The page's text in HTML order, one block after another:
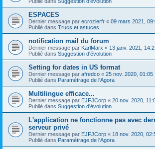
ESPACES
Dernier message par ecrozierfr « 09 mars 2021,
Publié dans Trucs et astuces
notification mail du forum
Dernier message par KarlMarx « 13 janv. 2021,
Publié dans Suggestion d'évolution
Setting for dates in US format
Dernier message par afredco « 25 nov. 2020, 01:05
Publié dans Paramétrage de l'Agora
Multilingue efficace...
Dernier message par EJFJCorp « 20 nov. 2020,
Publié dans Suggestion d'évolution
L'application ne fonctionne pas avec
serveur privé
Dernier message par EJFJCorp « 18 nov. 2020,
Publié dans Paramétrage de l'Agora